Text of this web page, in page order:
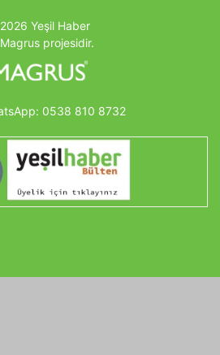
Yeşil Haber
projesidir.
0538 810 8732